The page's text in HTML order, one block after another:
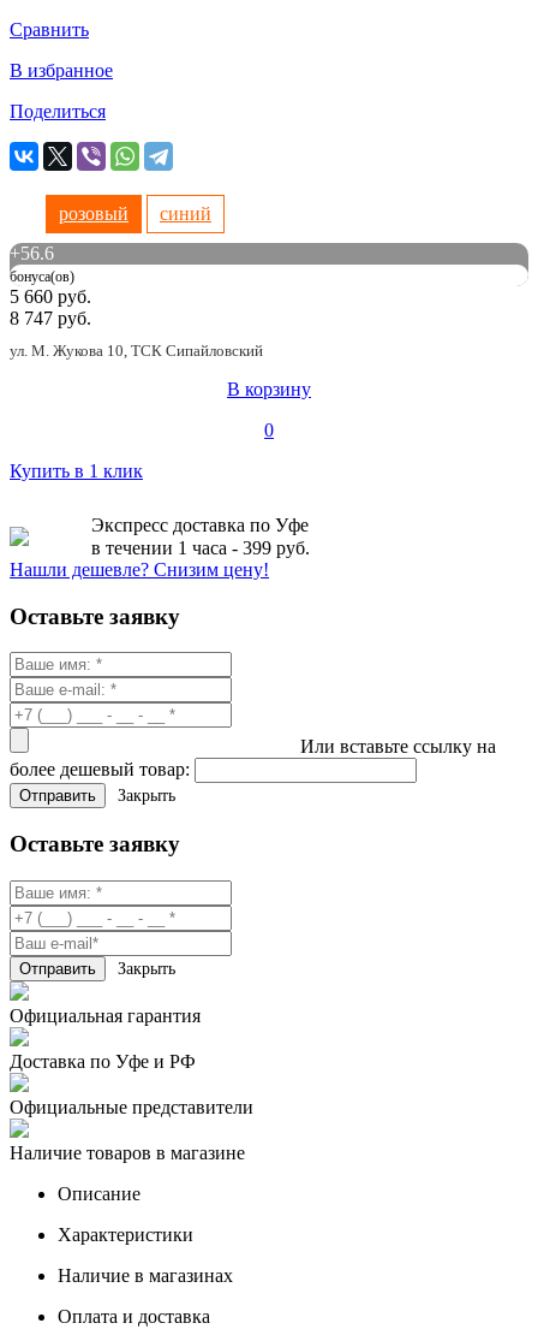
Сравнить
В избранное
Поделиться
розовый
синий
+56.6
бонуса(ов)
5 660 руб.
8 747 руб.
ул. М. Жукова 10, ТСК Сипайловский
В корзину
0
Купить в 1 клик
Экспресс доставка по Уфе
в течении 1 часа - 399 руб.
Нашли дешевле? Снизим цену!
Оставьте заявку
Или вставьте ссылку на
более дешевый товар:
Закрыть
Оставьте заявку
Закрыть
Официальная гарантия
Доставка по Уфе и РФ
Официальные представители
Наличие товаров в магазине
Описание
Характеристики
Наличие в магазинах
Оплата и доставка